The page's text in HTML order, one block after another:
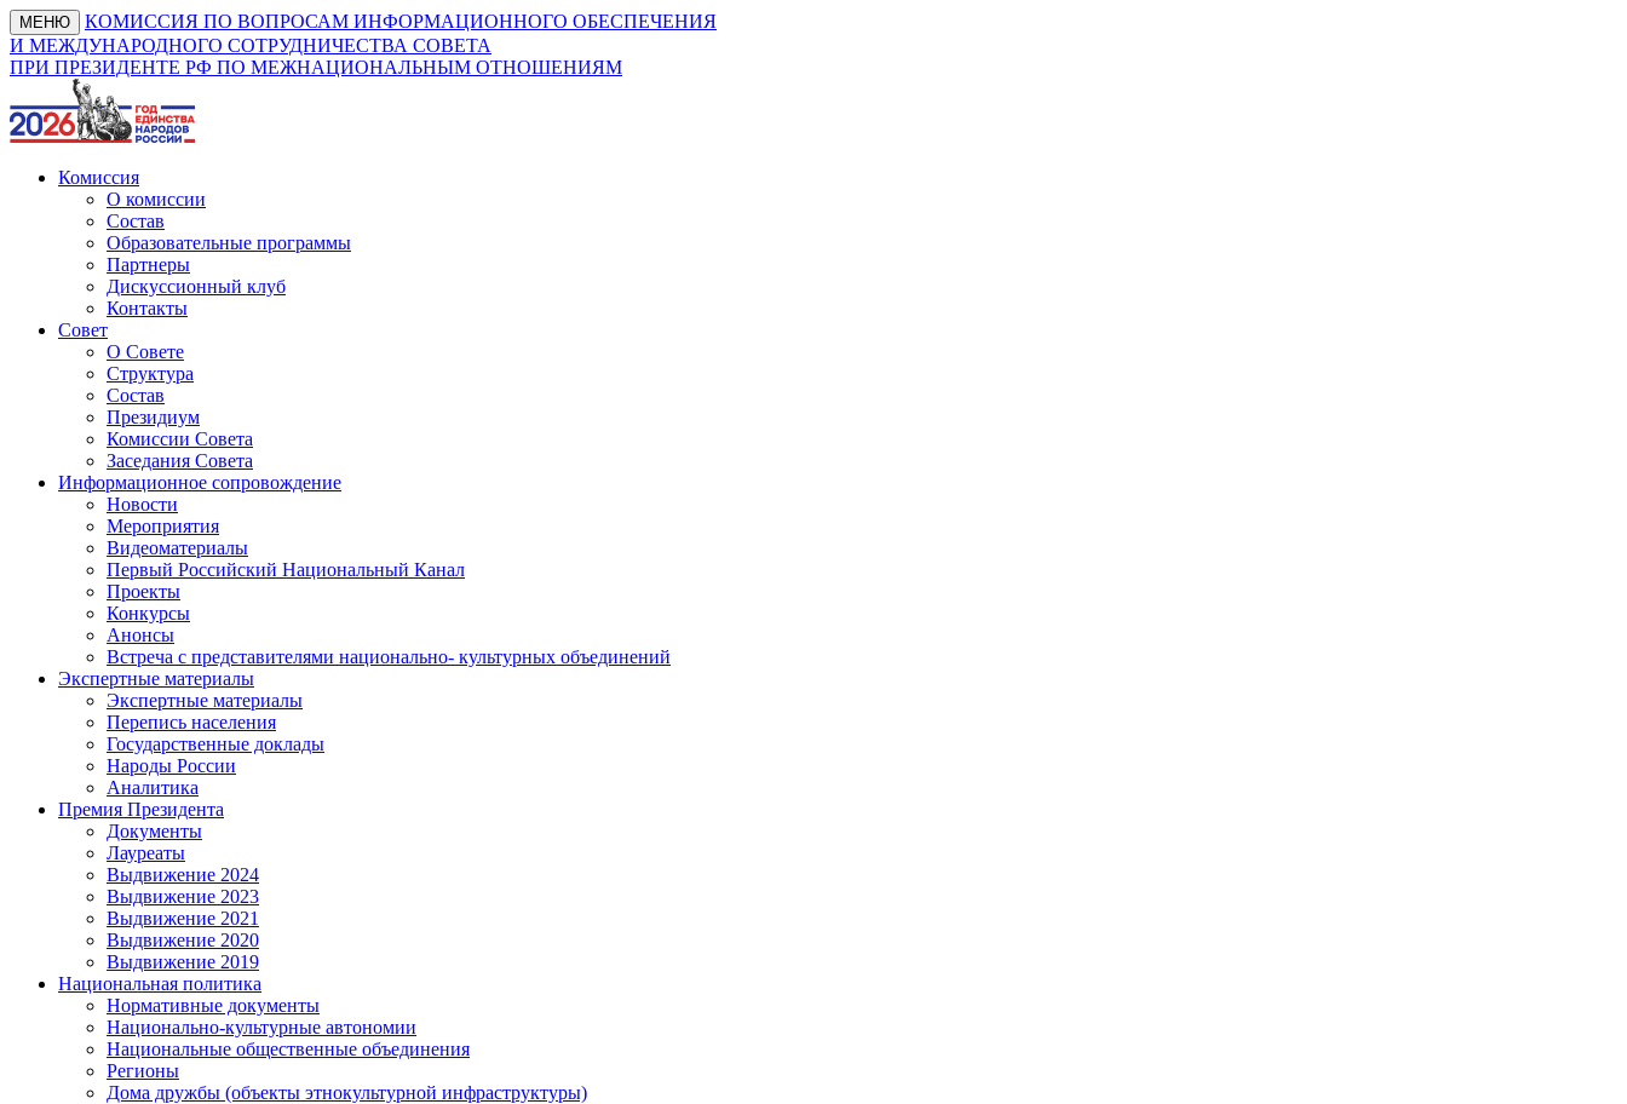
МЕНЮ
КОМИССИЯ ПО ВОПРОСАМ ИНФОРМАЦИОННОГО ОБЕСПЕЧЕНИЯ
И МЕЖДУНАРОДНОГО СОТРУДНИЧЕСТВА СОВЕТА
ПРИ ПРЕЗИДЕНТЕ РФ ПО МЕЖНАЦИОНАЛЬНЫМ ОТНОШЕНИЯМ
Комиссия
О комиссии
Состав
Образовательные программы
Партнеры
Дискуссионный клуб
Контакты
Совет
О Совете
Структура
Состав
Президиум
Комиссии Совета
Заседания Совета
Информационное сопровождение
Новости
Мероприятия
Видеоматериалы
Первый Российский Национальный Канал
Проекты
Конкурсы
Анонсы
Встреча с представителями национально- культурных объединений
Экспертные материалы
Экспертные материалы
Перепись населения
Государственные доклады
Народы России
Аналитика
Премия Президента
Документы
Лауреаты
Выдвижение 2024
Выдвижение 2023
Выдвижение 2021
Выдвижение 2020
Выдвижение 2019
Национальная политика
Нормативные документы
Национально-культурные автономии
Национальные общественные объединения
Регионы
Дома дружбы (объекты этнокультурной инфраструктуры)